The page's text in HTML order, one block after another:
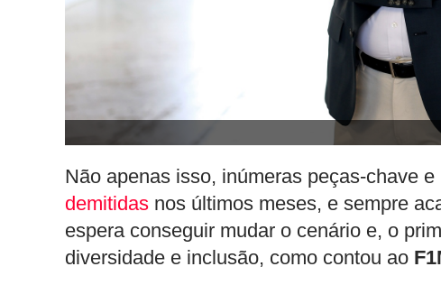
Não apenas isso, inúmeras peças-chave
demitidas nos últimos meses, e sempre
espera conseguir mudar o cenário e, o
diversidade e inclusão, como contou ao